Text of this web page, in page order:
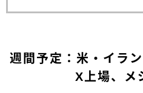
週間予定：米・イラ
X上場、メ